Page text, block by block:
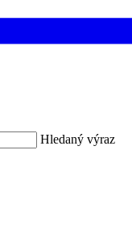
Hledaný výraz